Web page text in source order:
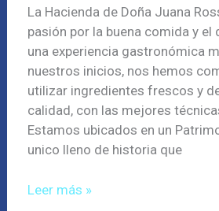
La Hacienda de Doña Juana
pasión por la buena comida y
una experiencia gastronómica
nuestros inicios, nos hemos
utilizar ingredientes frescos y
calidad, con las mejores
Estamos ubicados en un
unico lleno de historia que
Leer más »